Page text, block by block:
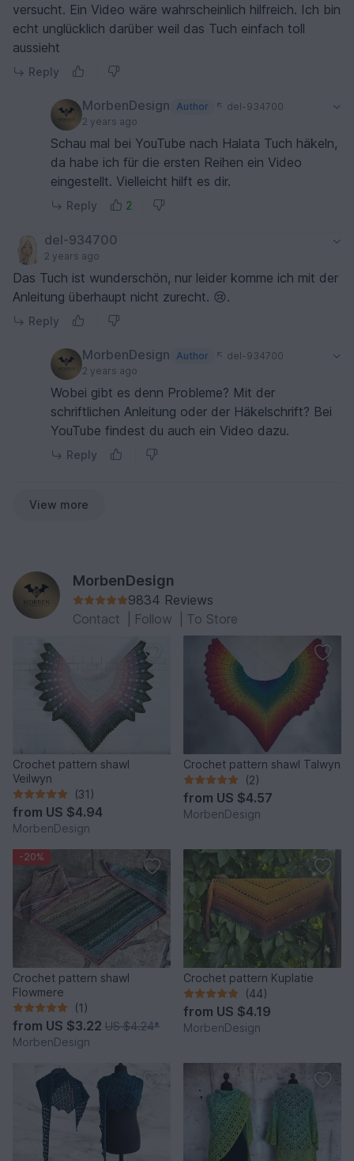
versucht. Ein Video wäre wahrscheinlich hilfreich. Ich bin
echt unglücklich darüber weil das Tuch einfach toll
aussieht
Reply
MorbenDesign Author
del-934700
2 years ago
Schau mal bei YouTube nach Halata Tuch häkeln,
da habe ich für die ersten Reihen ein Video
eingestellt. Vielleicht hilft es dir.
Reply 2
del-934700
2 years ago
Das Tuch ist wunderschön, nur leider komme ich mit der
Anleitung überhaupt nicht zurecht. 😢.
Reply
MorbenDesign Author
del-934700
2 years ago
Wobei gibt es denn Probleme? Mit der
schriftlichen Anleitung oder der Häkelschrift? Bei
YouTube findest du auch ein Video dazu.
Reply
View more
MorbenDesign
9834 Reviews
Contact
Follow To Store
Crochet pattern shawl
Veilwyn
(31)
from US $4.94
MorbenDesign
Crochet pattern shawl Talwyn
(2)
from US $4.57
MorbenDesign
-20%
Crochet pattern shawl
Flowmere
(1)
from US $3.22 US $4.24*
MorbenDesign
Crochet pattern Kuplatie
(44)
from US $4.19
MorbenDesign